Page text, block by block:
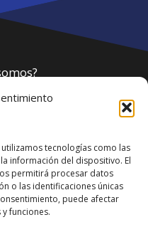
tecnologías como las
información del dispositivo. El
permitirá procesar datos
o las identificaciones únicas
puede afectar
funciones.